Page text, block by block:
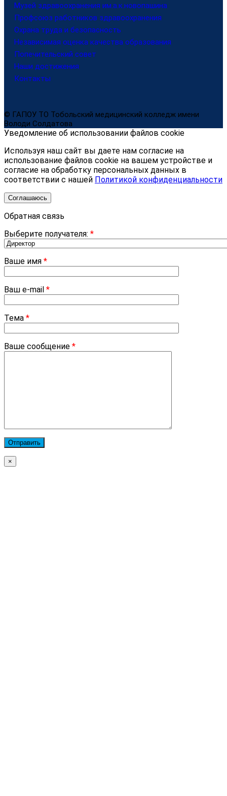
Музей здравоохранения им.а.к.новопашина
Профсоюз работников здравоохранения
Охрана труда и безопасность
Независимая оценка качества образования
Попечительский совет
Наши достижения
Контакты
© ГАПОУ ТО Тобольский медицинский колледж имени
Володи Солдатова
Уведомление об использовании файлов cookie
Используя наш сайт вы даете нам согласие на
использование файлов cookie на вашем устройстве и
согласие на обработку персональных данных в
соответствии с нашей Политикой конфиденциальности
Соглашаюсь
Обратная связь
Выберите получателя: *
Ваше имя *
Ваш e-mail *
Тема *
Ваше сообщение *
×